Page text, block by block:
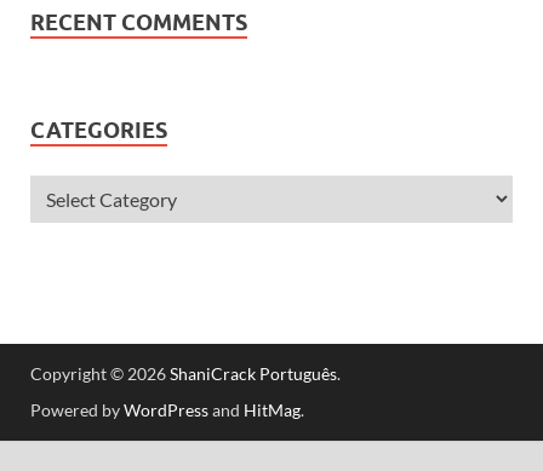
RECENT COMMENTS
CATEGORIES
Copyright © 2026ShaniCrack Português.
Powered byWordPressand HitMag.